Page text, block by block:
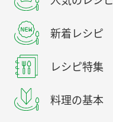
新着レシピ
レシピ特集
料理の基本